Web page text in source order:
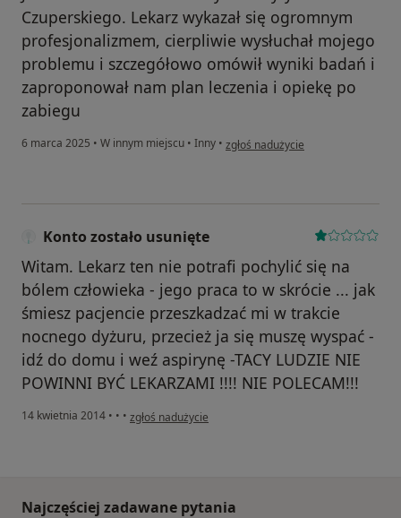
Czuperskiego. Lekarz wykazał się ogromnym
profesjonalizmem, cierpliwie wysłuchał mojego
problemu i szczegółowo omówił wyniki badań i
zaproponował nam plan leczenia i opiekę po
zabiegu
6 marca 2025 • W innym miejscu • Inny • w opinii użytkownika Ola
zgłoś nadużycie
Konto zostało usunięte
Witam. Lekarz ten nie potrafi pochylić się na
bólem człowieka - jego praca to w skrócie ... jak
śmiesz pacjencie przeszkadzać mi w trakcie
nocnego dyżuru, przecież ja się muszę wyspać -
idź do domu i weź aspirynę -TACY LUDZIE NIE
POWINNI BYĆ LEKARZAMI !!!! NIE POLECAM!!!
14 kwietnia 2014 • • • w opinii użytkownika Konto zostało usunięte
zgłoś nadużycie
Najczęściej zadawane pytania